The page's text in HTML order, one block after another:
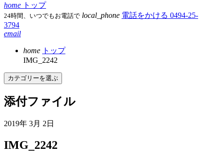
home トップ
24時間、いつでもお電話で local_phone 電話をかける 0494-25-
3794
email
home トップ
IMG_2242
カテゴリーを選ぶ
添付ファイル
2019年 3月 2日
IMG_2242